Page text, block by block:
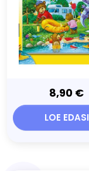
8,90 €
LOE EDASI